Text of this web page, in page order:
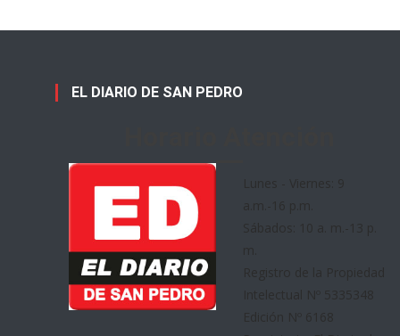
EL DIARIO DE SAN PEDRO
Lunes - Viernes: 9
a.m.-16 p.m.
Sábados: 10 a. m.-13 p.
m.
Registro de la Propiedad
Intelectual Nº 5335348
Edición Nº 6168